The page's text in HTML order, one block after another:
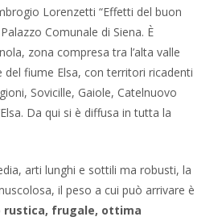
Lorenzetti “Effetti del buon
Comunale di Siena. È
zona compresa tra l’alta valle
del fiume Elsa, con territori ricadenti
Sovicille, Gaiole, Catelnuovo
Da qui si è diffusa in tutta la
arti lunghi e sottili ma robusti, la
il peso a cui può arrivare è
rustica, frugale, ottima